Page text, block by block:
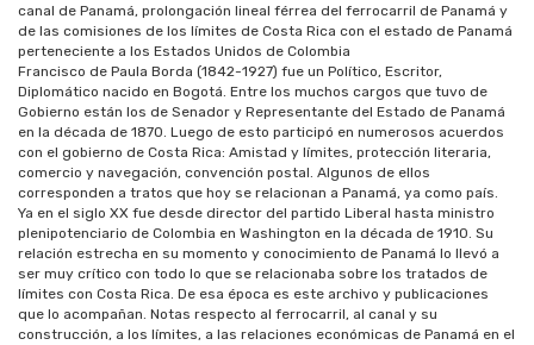
canal de Panamá, prolongación lineal férrea del ferrocarril de Panamá y
de las comisiones de los límites de Costa Rica con el estado de Panamá
perteneciente a los Estados Unidos de Colombia
Francisco de Paula Borda (1842-1927) fue un Político, Escritor,
Diplomático nacido en Bogotá. Entre los muchos cargos que tuvo de
Gobierno están los de Senador y Representante del Estado de Panamá
en la década de 1870. Luego de esto participó en numerosos acuerdos
con el gobierno de Costa Rica: Amistad y límites, protección literaria,
comercio y navegación, convención postal. Algunos de ellos
corresponden a tratos que hoy se relacionan a Panamá, ya como país.
Ya en el siglo XX fue desde director del partido Liberal hasta ministro
plenipotenciario de Colombia en Washington en la década de 1910. Su
relación estrecha en su momento y conocimiento de Panamá lo llevó a
ser muy crítico con todo lo que se relacionaba sobre los tratados de
límites con Costa Rica. De esa época es este archivo y publicaciones
que lo acompañan. Notas respecto al ferrocarril, al canal y su
construcción, a los límites, a las relaciones económicas de Panamá en el